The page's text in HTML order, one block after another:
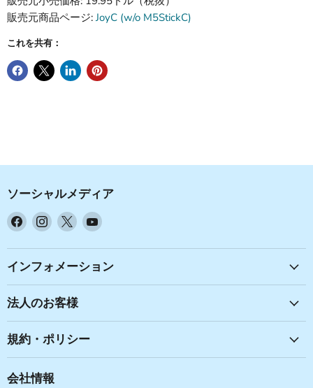
販売元商品ページ:JoyC (w/o M5StickC)
これを共有：
ソーシャルメディア
Facebook
見
つ
て
く
さ
い
Instagram
見
つ
て
く
さ
い
X
見
つ
て
く
さ
い
YouTube
見
つ
い
インフォメーション
法人のお客様
規約・ポリシー
会社情報